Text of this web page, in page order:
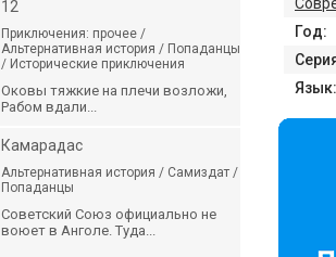
Год:
Язык:
12
Приключения: прочее /
Альтернативная история / Попаданцы
/ Исторические приключения
Оковы тяжкие на плечи возложи,
Рабом вдали...
Камарадас
Альтернативная история / Самиздат /
Попаданцы
Советский Союз официально не
воюет в Анголе. Туда...